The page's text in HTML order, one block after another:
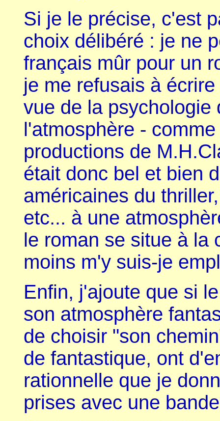
Si je le précise, c'est
choix délibéré : je ne
français mûr pour un
je me refusais à
vue de la psychologie
l'atmosphère -
productions de
était donc bel et bien
américaines du
etc... à une
le roman se situe à la
moins m'y suis-je
Enfin, j'ajoute que si
son atmosphère
de choisir "son
de fantastique, ont
rationnelle que je
prises avec une